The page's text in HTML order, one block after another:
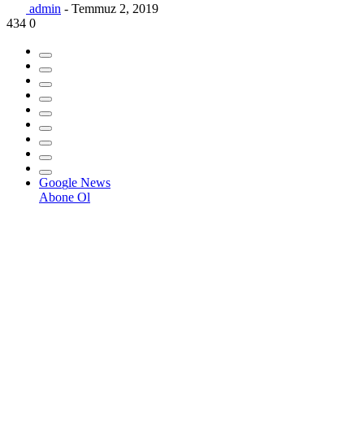
admin - Temmuz 2, 2019
434 0
Google News
Abone Ol